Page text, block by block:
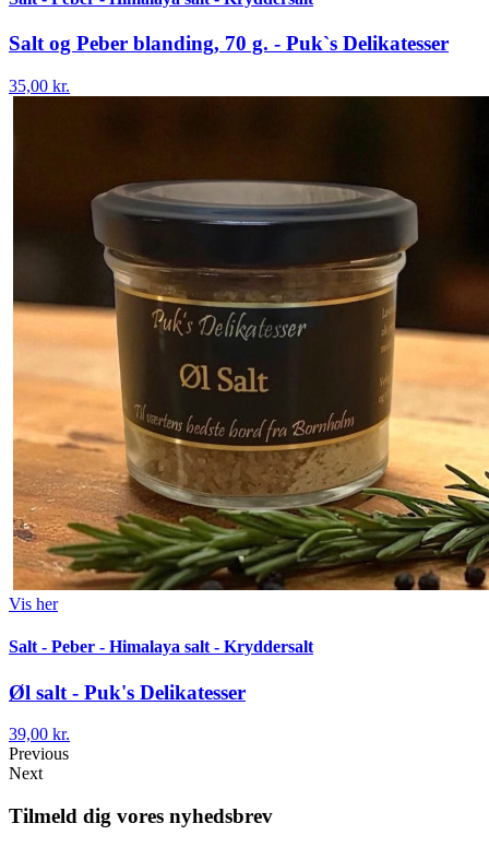
Salt og Peber blanding, 70 g. - Puk`s Delikatesser
35,00 kr.
Vis her
Salt - Peber - Himalaya salt - Kryddersalt
Øl salt - Puk's Delikatesser
39,00 kr.
Previous
Next
Tilmeld dig vores nyhedsbrev